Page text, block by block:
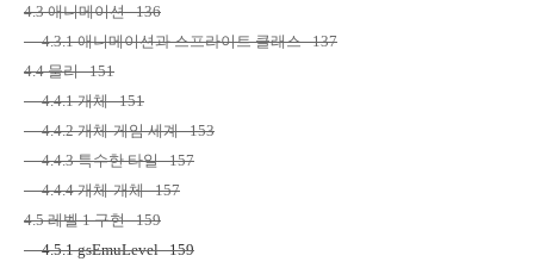
4.3애니메이션136
4.3.1애니메이션과 스프라이트 클래스137
4.4물리151
4.4.1개체151
4.4.2개체-게임 세계153
4.4.3특수한 타일157
4.4.4개체-개체157
4.5레벨1구현159
4.5.1 gsEmuLevel 159